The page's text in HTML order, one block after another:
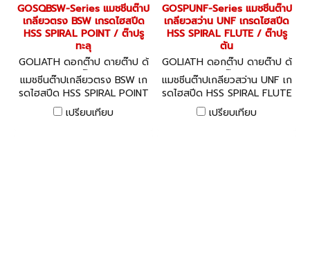
GOSQBSW-Series แมชชีนต๊าป
เกลียวตรง BSW เกรดไฮสปีด
HSS SPIRAL POINT / ต๊าปรู
ทะลุ
GOLIATH ดอกต๊าป ดายต๊าป ด้
ามต๊าป
แมชชีนต๊าปเกลียวตรง BSW เก
รดไฮสปีด HSS SPIRAL POINT
/ ต๊าปรูทะลุ
เปรียบเทียบ
GOSPUNF-Series แมชชีนต๊าป
เกลียวสว่าน UNF เกรดไฮสปีด
HSS SPIRAL FLUTE / ต๊าปรู
ตัน
GOLIATH ดอกต๊าป ดายต๊าป ด้
ามต๊าป
แมชชีนต๊าปเกลียวสว่าน UNF เก
รดไฮสปีด HSS SPIRAL FLUTE
/ ต๊าปรูตัน
เปรียบเทียบ